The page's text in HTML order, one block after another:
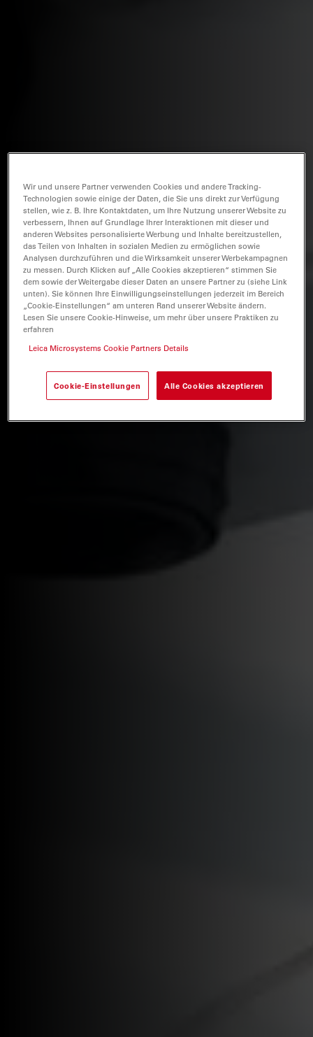
Wir und unsere Partner verwenden Cookies und andere Tracking-
Technologien sowie einige der Daten, die Sie uns direkt zur Verfügung
stellen, wie z. B. Ihre Kontaktdaten, um Ihre Nutzung unserer Website zu
verbessern, Ihnen auf Grundlage Ihrer Interaktionen mit dieser und
anderen Websites personalisierte Werbung und Inhalte bereitzustellen,
das Teilen von Inhalten in sozialen Medien zu ermöglichen sowie
Analysen durchzuführen und die Wirksamkeit unserer Werbekampagnen
zu messen. Durch Klicken auf „Alle Cookies akzeptieren“ stimmen Sie
dem sowie der Weitergabe dieser Daten an unsere Partner zu (siehe Link
unten). Sie können Ihre Einwilligungseinstellungen jederzeit im Bereich
„Cookie-Einstellungen“ am unteren Rand unserer Website ändern.
Lesen Sie unsere Cookie-Hinweise, um mehr über unsere Praktiken zu
erfahren
Leica Microsystems Cookie Partners Details
Cookie-Einstellungen Alle Cookies akzeptieren